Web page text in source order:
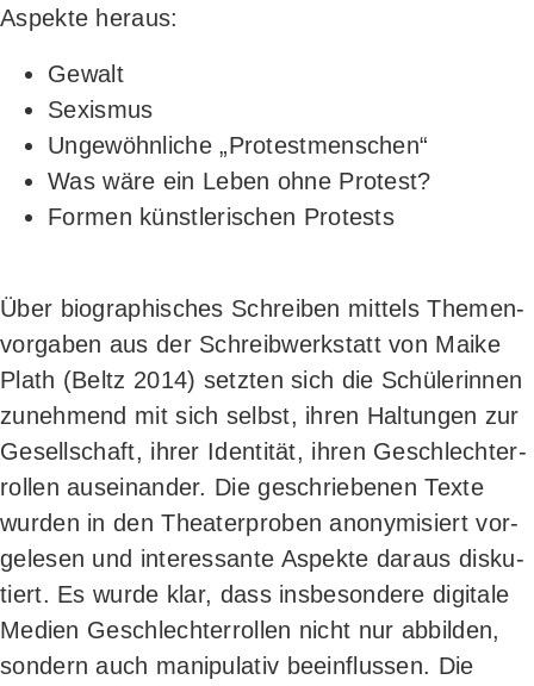
Aspek­te heraus:
Gewalt
Sexis­mus
Unge­wöhn­li­che „Pro­test­men­schen“
Was wäre ein Leben ohne Protest?
For­men künst­le­ri­schen Protests
Über bio­gra­phi­sches Schrei­ben mit­tels The­men­
vor­ga­ben aus der Schreib­werk­statt von Mai­ke
Plath (Beltz 2014) setz­ten sich die Schü­le­rin­nen
zuneh­mend mit sich selbst, ihren Hal­tun­gen zur
Gesell­schaft, ihrer Iden­ti­tät, ihren Geschlech­ter­
rol­len aus­ein­an­der. Die geschrie­be­nen Tex­te
wur­den in den Thea­ter­pro­ben anony­mi­siert vor­
ge­le­sen und inter­es­san­te Aspek­te dar­aus dis­ku­
tiert. Es wur­de klar, dass ins­be­son­de­re digi­ta­le
Medi­en Geschlech­ter­rol­len nicht nur abbil­den,
son­dern auch mani­pu­la­tiv beein­flus­sen. Die